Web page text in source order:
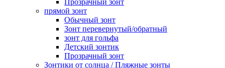
Прозрачный зонт
прямой зонт
Обычный зонт
Зонт перевернутый/обратный
зонт для гольфа
Детский зонтик
Прозрачный зонт
Зонтики от солнца / Пляжные зонты